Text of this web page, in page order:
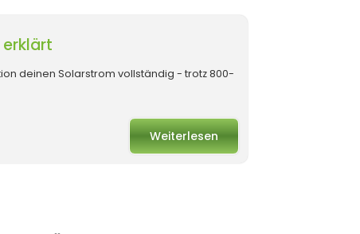
deinen Solarstrom vollständig - trotz 800-
Weiterlesen